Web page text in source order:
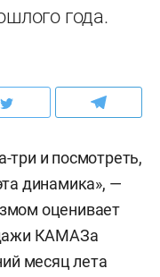
года.
и посмотреть,
динамика», —
оценивает
КАМАЗа
месяц лета